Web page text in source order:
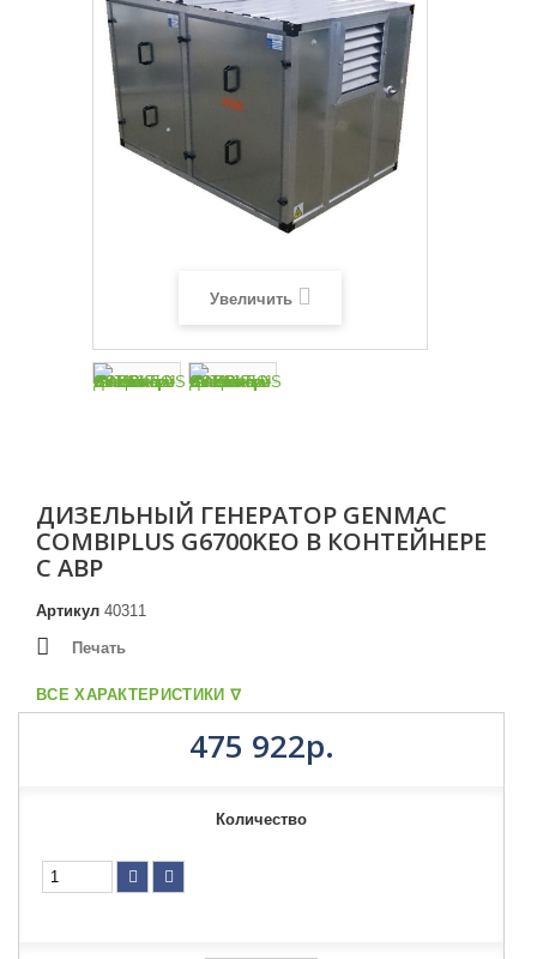
Увеличить
ДИЗЕЛЬНЫЙ ГЕНЕРАТОР GENMAC
COMBIPLUS G6700KEO В КОНТЕЙНЕРЕ
С АВР
Артикул 40311
Печать
ВСЕ ХАРАКТЕРИСТИКИ ᐁ
475 922р.
Количество